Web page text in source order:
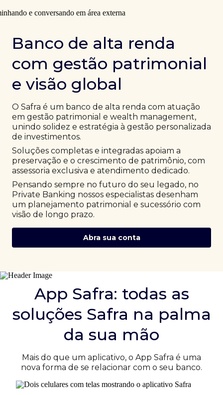
Banco de alta renda
com gestão patrimonial
e visão global
O Safra é um banco de alta renda com atuação
em gestão patrimonial e wealth management,
unindo solidez e estratégia à gestão personalizada
de investimentos.
Soluções completas e integradas apoiam a
preservação e o crescimento de patrimônio, com
assessoria exclusiva e atendimento dedicado.
Pensando sempre no futuro do seu legado, no
Private Banking nossos especialistas desenham
um planejamento patrimonial e sucessório com
visão de longo prazo.
Abra sua conta
App Safra: todas as
soluções Safra na palma
da sua mão
Mais do que um aplicativo, o App Safra é uma
nova forma de se relacionar com o seu banco.